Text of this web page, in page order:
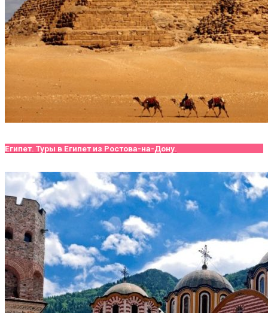
Египет. Туры в Египет из Ростова-на-Дону.